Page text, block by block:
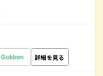
詳細を見る